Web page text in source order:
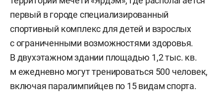
первый в городе специализированный
спортивный комплекс для детей и взрослых
с ограниченными возможностями здоровья.
В двухэтажном здании площадью 1,2 тыс. кв.
м ежедневно могут тренироваться 500 человек,
включая паралимпийцев по 15 видам спорта.